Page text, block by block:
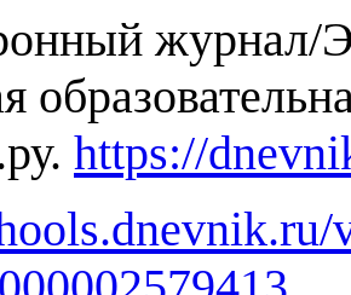
журнал/
https://